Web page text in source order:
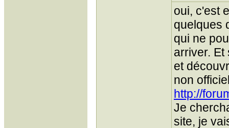
oui, c'est
quelques
qui ne
arriver.
et
non
http://
Je
site, je